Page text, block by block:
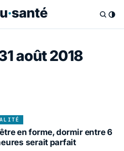
août 2018
en forme, dormir entre 6
serait parfait